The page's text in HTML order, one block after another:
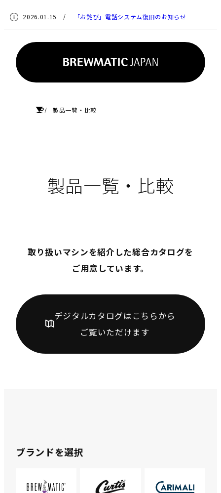
2026.01.15 / 「お詫び」電話システム復旧のお知らせ
HOME製品一覧・比較
製品一覧・比較
取り扱いマシンを紹介した総合カタログを
ご用意しています。
デジタルカタログはこちらから
ご覧いただけます
ブランドを選択